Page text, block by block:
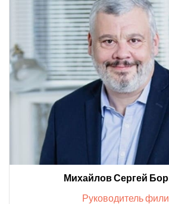
Михайлов Сергей
Руководитель